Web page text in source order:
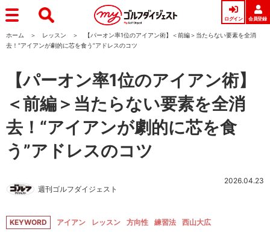
ログイン 会員登録
ホーム レッスン
【パーオン率1位のアイアン術】＜前編＞当たらない要素を全消
去！“アイアンが劇的に芯を食う”アドレスのコツ
【パーオン率1位のアイアン術】
＜前編＞当たらない要素を全消
去！“アイアンが劇的に芯を食
う”アドレスのコツ
週刊ゴルフダイジェスト
2026.04.23
KEYWORD アイアン レッスン 方向性 練習法 西山大広